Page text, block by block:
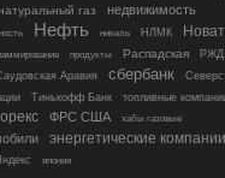
газ
недвижимость
Нефть никель НЛМК
продукты Распадская РЖД
Аравия сбербанк
Тинькофф Банк
топливные
ФРС США хабы газовые
энергетические компании
япония